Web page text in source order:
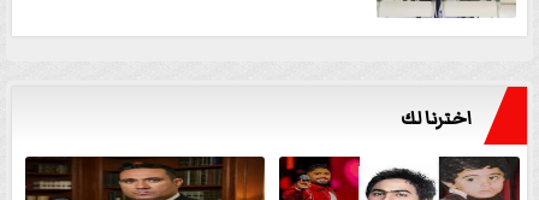
اخترنا لك